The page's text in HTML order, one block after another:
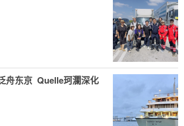
舟东京 Quelle珂瀾深化